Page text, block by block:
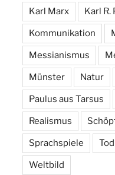
Karl Marx Karl R.
Kommunikation
Messianismus
Münster Natur
Paulus aus Tarsus
Realismus
Sprachspiele Tod
Weltbild